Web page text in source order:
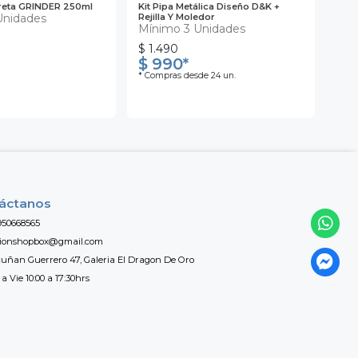
GRINDER 250ml
Kit Pipa Metálica Diseño D&K +
Rejilla Y Moledor
Mínimo 3 Unidades
$ 1.490
$ 990*
* Compras desde 24 un.
Guerrero 47, Galeria El Dragon De Oro
Vie 10:00 a 17:30hrs